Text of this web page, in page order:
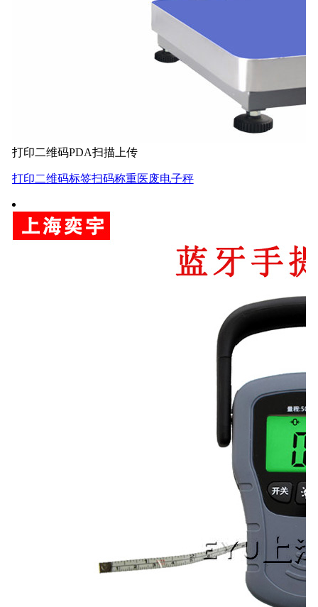
打印二维码PDA扫描上传
打印二维码标签扫码称重医废电子秤